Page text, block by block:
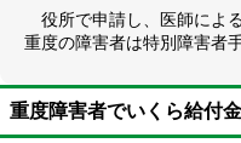
役所で申請し、医師によ
重度の障害者は特別障害者
重度障害者でいくら給付